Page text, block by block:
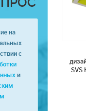
на
с
и
SVS